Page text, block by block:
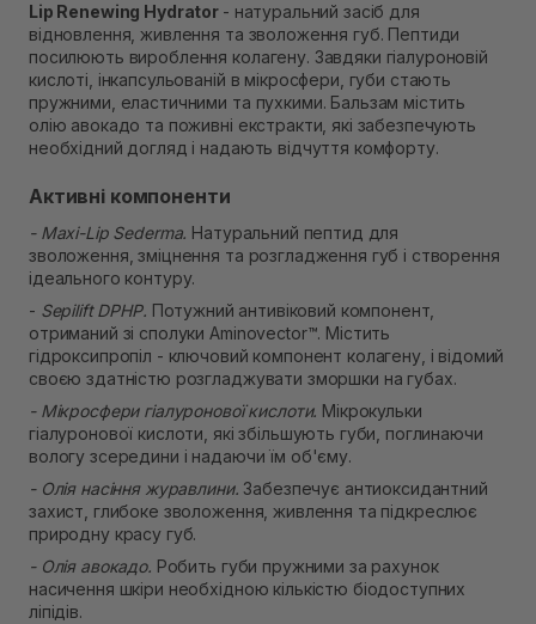
Немає в наявності!
Самовивіз м. Рівне, вул. Кулика і Гудачека 23 (ТЦ
Екватор)
Немає в наявності!
Lip Renewing Hydrator - натуральний засіб для
відновлення, живлення та зволоження губ. Пептиди
посилюють вироблення колагену. Завдяки гіалуроновій
кислоті, інкапсульованій в мікросфери, губи стають
пружними, еластичними та пухкими. Бальзам містить
олію авокадо та поживні екстракти, які забезпечують
необхідний догляд і надають відчуття комфорту.
Активні компоненти
- Maxi-Lip Sederma. Натуральний пептид для
зволоження, зміцнення та розгладження губ і створення
ідеального контуру.
- Sepilift DPHP. Потужний антивіковий компонент,
отриманий зі сполуки Aminovector™. Містить
гідроксипропіл - ключовий компонент колагену, і відомий
своєю здатністю розгладжувати зморшки на губах.
- Мікросфери гіалуронової кислоти. Мікрокульки
гіалуронової кислоти, які збільшують губи, поглинаючи
вологу зсередини і надаючи їм об'єму.
- Олія насіння журавлини. Забезпечує антиоксидантний
захист, глибоке зволоження, живлення та підкреслює
природну красу губ.
- Олія авокадо. Робить губи пружними за рахунок
насичення шкіри необхідною кількістю біодоступних
ліпідів.